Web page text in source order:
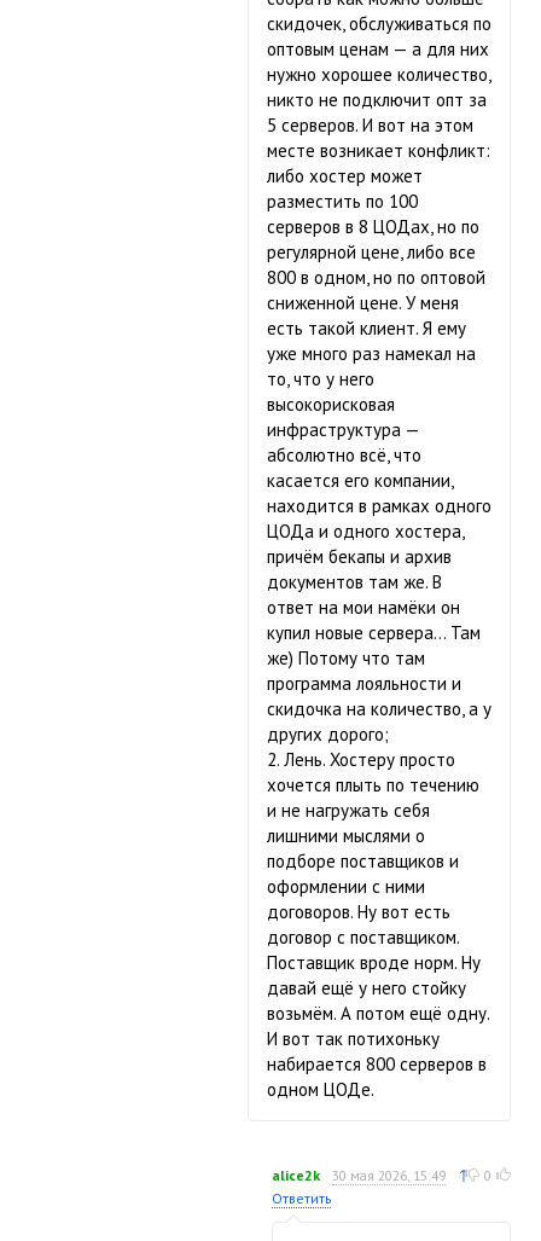
скидочек, обслуживаться по
оптовым ценам — а для них
нужно хорошее количество,
никто не подключит опт за
5 серверов. И вот на этом
месте возникает конфликт:
либо хостер может
разместить по 100
серверов в 8 ЦОДах, но по
регулярной цене, либо все
800 в одном, но по оптовой
сниженной цене. У меня
есть такой клиент. Я ему
уже много раз намекал на
то, что у него
высокорисковая
инфраструктура —
абсолютно всё, что
касается его компании,
находится в рамках одного
ЦОДа и одного хостера,
причём бекапы и архив
документов там же. В
ответ на мои намёки он
купил новые сервера… Там
же) Потому что там
программа лояльности и
скидочка на количество, а у
других дорого;
2. Лень. Хостеру просто
хочется плыть по течению
и не нагружать себя
лишними мыслями о
подборе поставщиков и
оформлении с ними
договоров. Ну вот есть
договор с поставщиком.
Поставщик вроде норм. Ну
давай ещё у него стойку
возьмём. А потом ещё одну.
И вот так потихоньку
набирается 800 серверов в
одном ЦОДе.
alice2k 30 мая 2026, 15:49 ↑
0
Ответить